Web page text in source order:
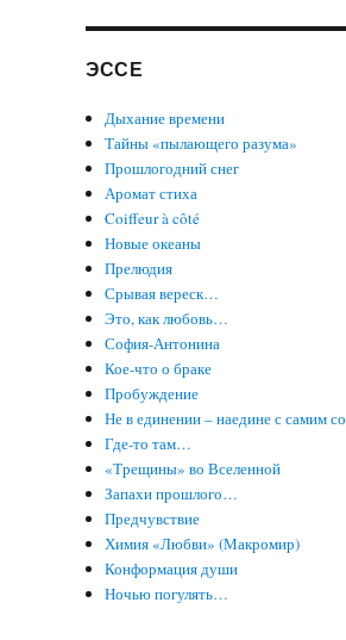
ЭССЕ
Дыхание времени
Тайны «пылающего разума»
Прошлогодний снег
Аромат стиха
Coiffeur à côté
Новые океаны
Прелюдия
Срывая вереск…
Это, как любовь…
София-Антонина
Кое-что о браке
Пробуждение
Не в единении – наедине с самим
Где-то там…
«Трещины» во Вселенной
Запахи прошлого…
Предчувствие
Химия «Любви» (Макромир)
Конформация души
Ночью погулять…